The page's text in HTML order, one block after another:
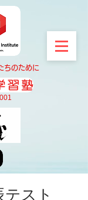
ちのために
テスト